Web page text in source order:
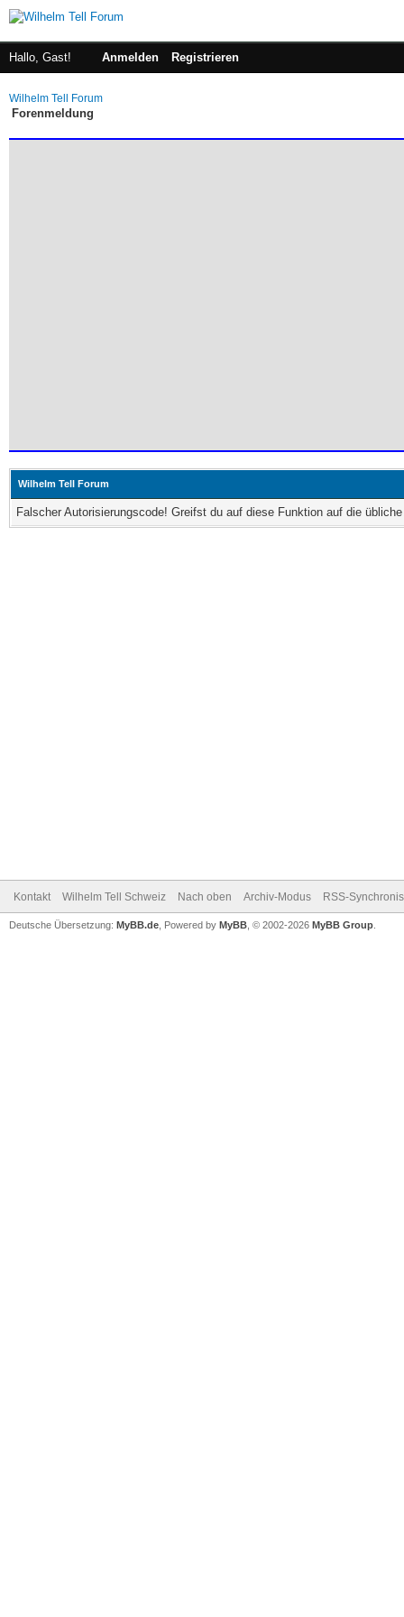
Hallo, Gast! Anmelden Registrieren
Wilhelm Tell Forum
Forenmeldung
Wilhelm Tell Forum
Falscher Autorisierungscode! Greifst du auf diese Funktion auf die
Kontakt Wilhelm Tell Schweiz Nach oben Archiv-Modus RSS-
Deutsche Übersetzung: MyBB.de , Powered by MyBB , © 2002-2026 MyBB Group